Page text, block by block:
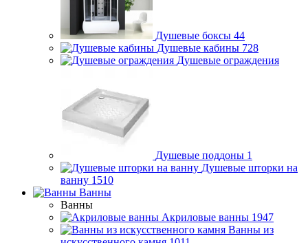
Душевые боксы 44
Душевые кабины 728
Душевые ограждения
Душевые поддоны 1
Душевые шторки на
ванну 1510
Ванны
Ванны
Акриловые ванны 1947
Ванны из